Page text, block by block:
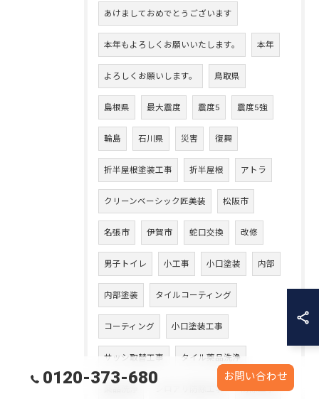
あけましておめでとうございます
本年もよろしくお願いいたします。 本年
よろしくお願いします。 鳥取県
島根県 最大震度 震度5 震度5強
輪島 石川県 災害 復興
折半屋根塗装工事 折半屋根 アトラ
クリーンベーシック匠美装 松阪市
名張市 伊賀市 蛇口交換 改修
男子トイレ 小工事 小口塗装 内部
内部塗装 タイルコーティング
コーティング 小口塗装工事
サッシ取替工事 タイル薬品洗浄
シロアリ防除工事
0120-373-680 お問い合わせ